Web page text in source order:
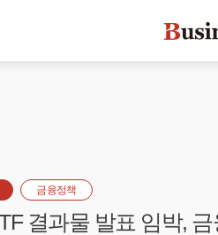
금융정책
결과물 발표 임박,